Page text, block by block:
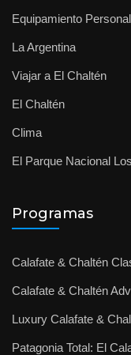
Equipamiento Personal
La Argentina
Viajar a El Chaltén
El Chaltén
Clima
El Parque Nacional
Programas
Calafate & Chaltén
Calafate & Chaltén
Luxury Calafate &
Patagonia Total: El